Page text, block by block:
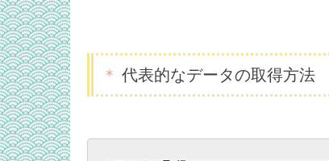
代表的なデータの取得方法